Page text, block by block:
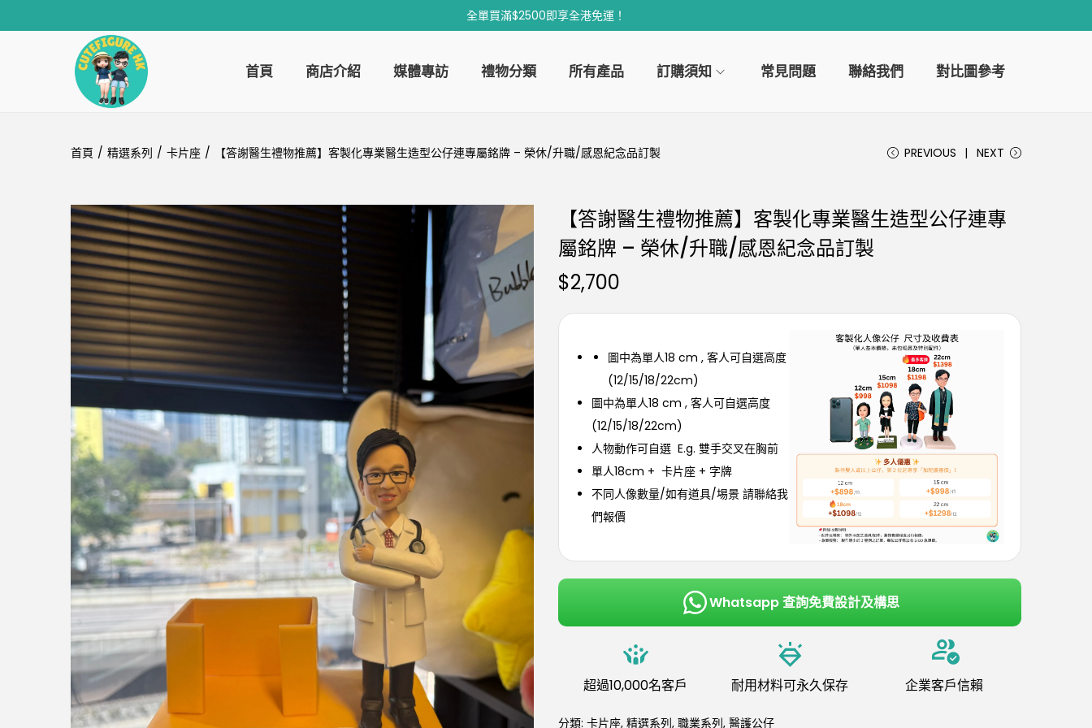
全單買滿$2500即享全港免運！
首頁 商店介紹 媒體專訪 禮物分類 所有產品 訂購須知 常見問題 聯絡我們 對比圖參考
首頁 / 精選系列 / 卡片座 / 【答謝醫生禮物推薦】客製化專業醫生造型公仔連專屬銘牌 – 榮休/升職/感恩紀念品訂製 PREVIOUS NEXT
【答謝醫生禮物推薦】客製化專業醫生造型公仔連專
屬銘牌 – 榮休/升職/感恩紀念品訂製
$2,700
圖中為單人18 cm , 客人可自選高度
(12/15/18/22cm)
圖中為單人18 cm , 客人可自選高度
(12/15/18/22cm)
人物動作可自選 E.g. 雙手交叉在胸前
單人18cm + 卡片座 + 字牌
不同人像數量/如有道具/埸景 請聯絡我
們報價
Whatsapp 查詢免費設計及構思
超過10,000名客戶 耐用材料可永久保存 企業客戶信賴
分類: 卡片座, 精選系列, 職業系列, 醫護公仔